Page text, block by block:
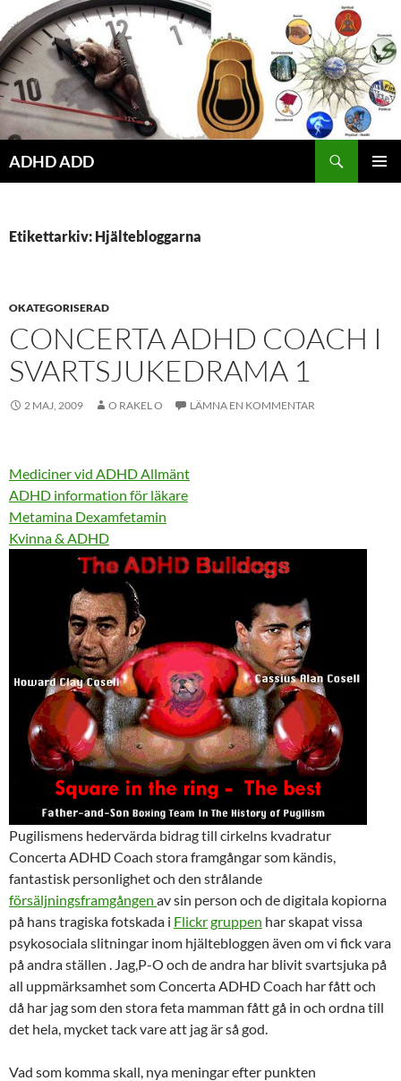
Hoppa
till
innehåll
ADHD ADD
Etikettarkiv: Hjältebloggarna
OKATEGORISERAD
CONCERTA ADHD COACH I
SVARTSJUKEDRAMA 1
2 MAJ, 2009 O RAKEL O LÄMNA EN KOMMENTAR
Mediciner vid ADHD Allmänt
ADHD information för läkare
Metamina Dexamfetamin
Kvinna & ADHD
Pugilismens hedervärda bidrag till cirkelns kvadratur
Concerta ADHD Coach stora framgångar som kändis,
fantastisk personlighet och den strålande
försäljningsframgången av sin person och de digitala kopiorna
på hans tragiska fotskada i Flickrgruppen har skapat vissa
psykosociala slitningar inom hjältebloggen även om vi fick vara
på andra ställen . Jag,P-O och de andra har blivit svartsjuka på
all uppmärksamhet som Concerta ADHD Coach har fått och
då har jag som den stora feta mamman fått gå in och ordna till
det hela, mycket tack vare att jag är så god.
Vad som komma skall, nya meningar efter punkten